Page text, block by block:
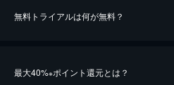
無料トライアルは何が無料？
最大40%※ポイント還元とは？